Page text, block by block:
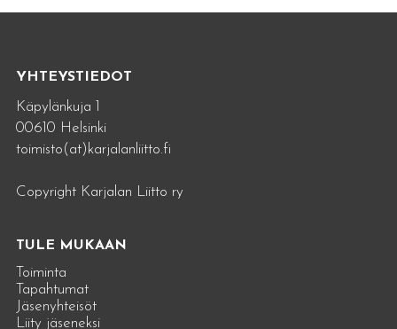
YHTEYSTIEDOT
Käpylänkuja 1
00610 Helsinki
toimisto(at)karjalanliitto.fi
Copyright Karjalan Liitto ry
TULE MUKAAN
Toiminta
Tapahtumat
Jäsenyhteisöt
Liity jäseneksi